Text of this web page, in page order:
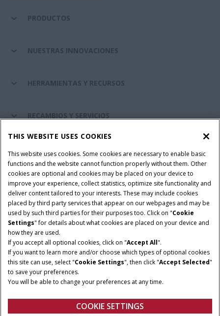
PRODUCTOS
NUESTRAS INNOVACIONES
HERRAMIENTAS Y RECURSOS
RECAMBIOS Y SERVICIOS
Términos y condiciones Aviso de privacidad
Aviso legal
Cookie Settings
Telematics aviso de privacidad
© 2026 CNH Industrial America LLC. All Rights Reserved. Case IH is a
trademark of CNH Industrial America LLC.
THIS WEBSITE USES COOKIES
This website uses cookies. Some cookies are necessary to enable basic
functions and the website cannot function properly without them. Other
cookies are optional and cookies may be placed on your device to
improve your experience, collect statistics, optimize site functionality and
deliver content tailored to your interests. These may include cookies
placed by third party services that appear on our webpages and may be
used by such third parties for their purposes too. Click on "Cookie
Settings" for details about what cookies are placed on your device and
how they are used.
If you accept all optional cookies, click on "Accept All".
If you want to learn more and/or choose which types of optional cookies
this site can use, select "Cookie Settings", then click "Accept Selected"
to save your preferences.
You will be able to change your preferences at any time.
COOKIE SETTINGS